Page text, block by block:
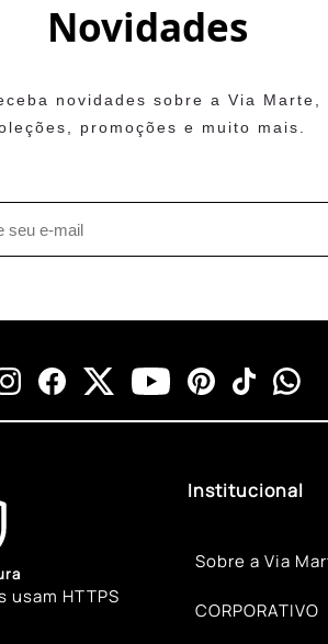
Novidades
novidades sobre a Via Marte,
promoções e muito mais.
usam HTTPS
Institucional
Sobre a Via
CORPORATIVO